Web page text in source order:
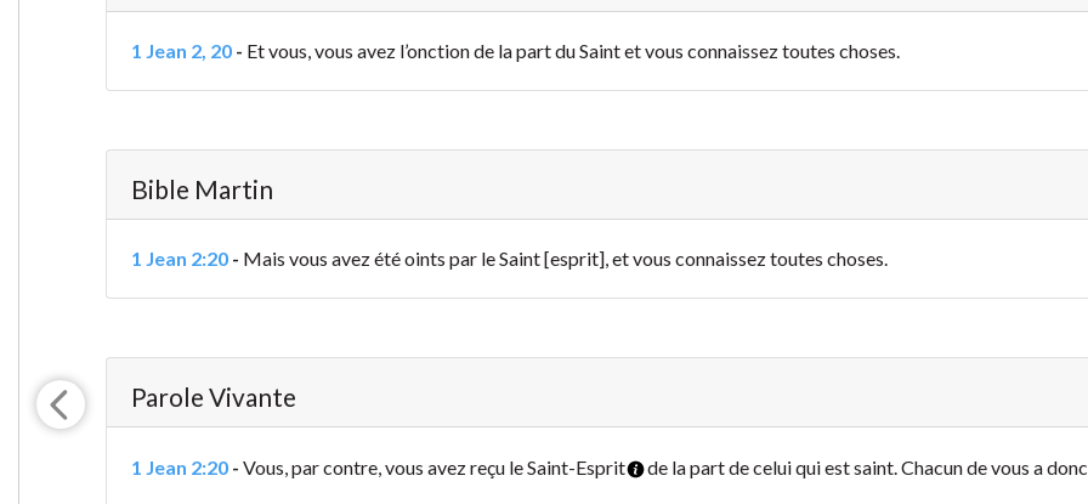
1 Jean 2, 20- Et vous, vous avez l’onction de la part du Saint et vous connaissez toutes choses.
Bible Martin
1 Jean 2:20- Mais vous avez été oints par le Saint [esprit], et vous connaissez toutes choses.
Parole Vivante
1 Jean 2:20- Vous, par contre, vous avez reçu le Saint-Esprit de la part de celui qui est saint. Chacun de vous a